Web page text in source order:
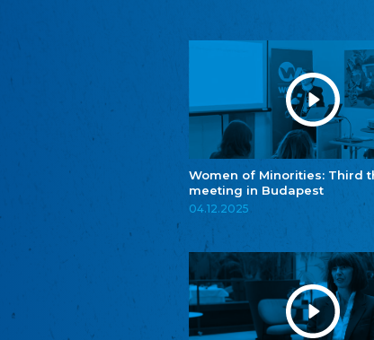
Women of Minorities: Third
meeting in Budapest
04.12.2025